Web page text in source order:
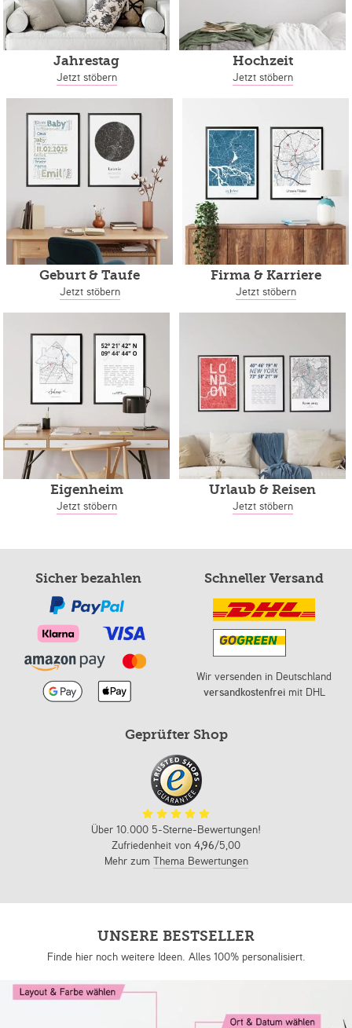
Jahrestag
Jetzt stöbern
Hochzeit
Jetzt stöbern
Geburt & Taufe
Jetzt stöbern
Firma & Karriere
Jetzt stöbern
Eigenheim
Jetzt stöbern
Urlaub & Reisen
Jetzt stöbern
Sicher bezahlen Schneller Versand
Wir versenden in Deutschland
versandkostenfreimit DHL
Geprüfter Shop
Über 10.000 5-Sterne-Bewertungen!
Zufriedenheit von 4,96/5,00
Mehr zum Thema Bewertungen
UNSERE BESTSELLER
Finde hier noch weitere Ideen. Alles 100% personalisiert.